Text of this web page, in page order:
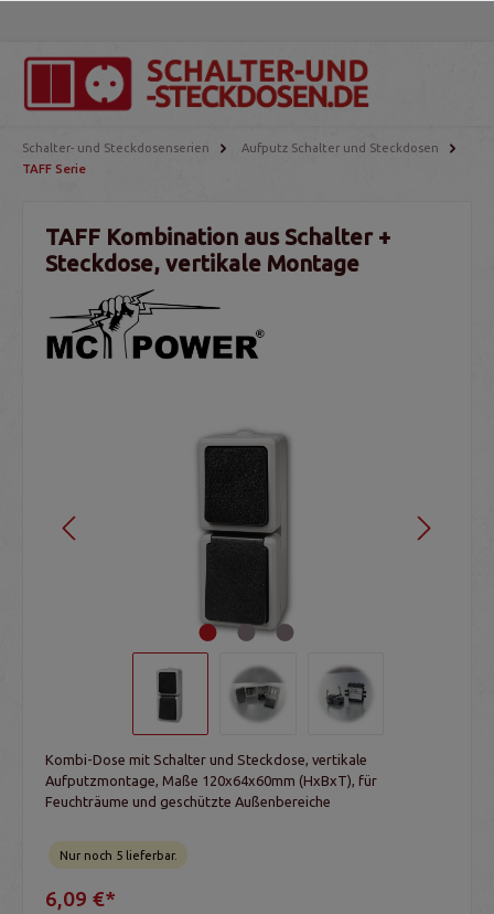
Schalter- und Steckdosenserien
Aufputz Schalter und Steckdosen
TAFF Serie
TAFF Kombination aus Schalter +
Steckdose, vertikale Montage
Kombi-Dose mit Schalter und Steckdose, vertikale
Aufputzmontage, Maße 120x64x60mm (HxBxT), für
Feuchträume und geschützte Außenbereiche
Nur noch 5 lieferbar.
6,09 €*